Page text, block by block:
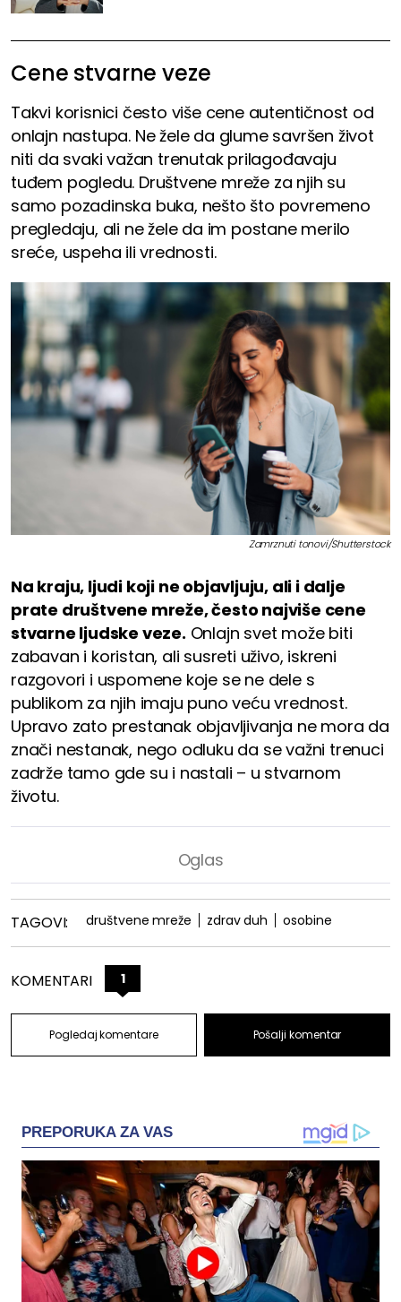
Cene stvarne veze
Takvi korisnici često više cene autentičnost od
onlajn nastupa. Ne žele da glume savršen život
niti da svaki važan trenutak prilagođavaju
tuđem pogledu. Društvene mreže za njih su
samo pozadinska buka, nešto što povremeno
pregledaju, ali ne žele da im postane merilo
sreće, uspeha ili vrednosti.
Zamrznuti tonovi/Shutterstock
Na kraju, ljudi koji ne objavljuju, ali i dalje
prate društvene mreže, često najviše cene
stvarne ljudske veze. Onlajn svet može biti
zabavan i koristan, ali susreti uživo, iskreni
razgovori i uspomene koje se ne dele s
publikom za njih imaju puno veću vrednost.
Upravo zato prestanak objavljivanja ne mora da
znači nestanak, nego odluku da se važni trenuci
zadrže tamo gde su i nastali – u stvarnom
životu.
TAGOVI: društvene mreže zdrav duh osobine
KOMENTARI 1
Pogledaj komentare Pošalji komentar
PREPORUKA ZA VAS